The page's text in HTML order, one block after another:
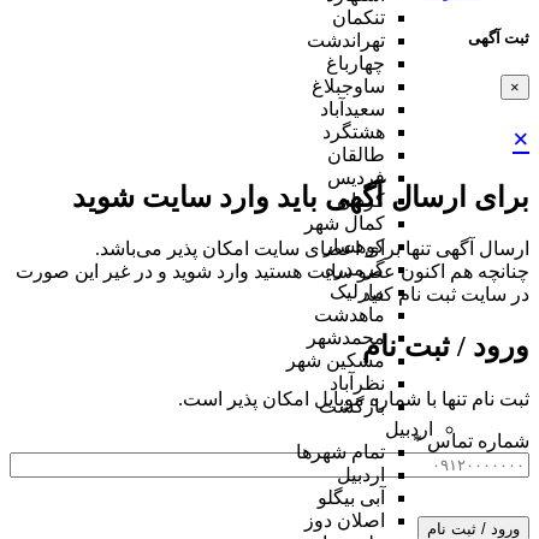
ثبت آگهی
×
×
برای ارسال آگهی باید وارد سایت شوید
ارسال آگهی تنها برای اعضای سایت امکان پذیر می‌باشد.
چنانچه هم‌ اکنون عضو سایت هستید وارد شوید و در غیر این صورت
در سایت ثبت نام کنید
ورود / ثبت نام
ثبت نام تنها با شماره موبایل امکان پذیر است.
شماره تماس*
ورود / ثبت نام
تنکمان
تهراندشت
چهارباغ
ساوجبلاغ
سعیدآباد
هشتگرد
طالقان
فردیس
کردان
کمال شهر
کوهسار
گرمدره
مارلیک
ماهدشت
محمدشهر
مشکین شهر
نظرآباد
بازگشت
اردبیل
تمام شهر‌ها
اردبیل
آبی بیگلو
اصلان دوز